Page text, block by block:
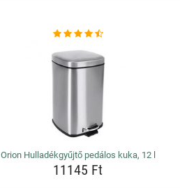
Orion Hulladékgyűjtő pedálos kuka, 12 l
11145 Ft